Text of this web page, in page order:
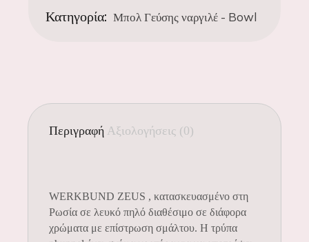
Κατηγορία: Μπολ Γεύσης ναργιλέ - Bowl
Περιγραφή Αξιολογήσεις (0)
WERKBUND ZEUS , κατασκευασμένο στη
Ρωσία σε λευκό πηλό διαθέσιμο σε διάφορα
χρώματα με επίστρωση σμάλτου. Η τρύπα